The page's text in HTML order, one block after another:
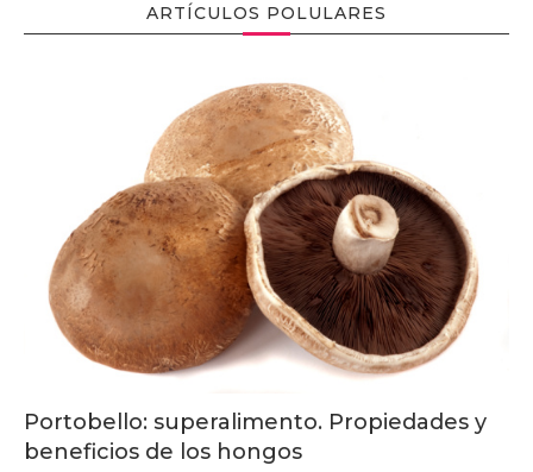
ARTÍCULOS POLULARES
Portobello: superalimento. Propiedades y
beneficios de los hongos